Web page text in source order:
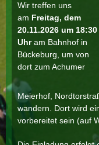
Wir treffen uns
am Freitag, dem
20.11.2026 um 18:30
Uhram Bahnhof in
Bückeburg, um von
dort zum Achumer
Meierhof,
wandern. Dort wird
vorbereitet sein (auf